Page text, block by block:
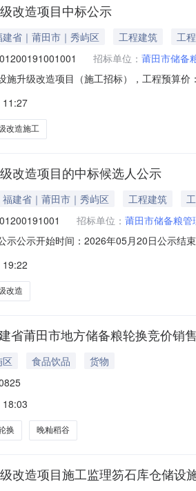
改造项目中标公示
建省｜莆田市｜秀屿区 工程建筑
工程
招标单位： 莆田市储备
施升级改造项目（施工招标），工程预算
(元)低价风险金(元)施工工期（日历天）工
改造施工
改造项目的中标候选人公示
福建省｜莆田市｜秀屿区 工程建筑
招标单位： 莆田市储备粮管
示公示开始时间：2026年05月20日公示结
设集团有限公司5737758.0符合国家及省
改造
省莆田市地方储备粮轮换竞价销
食品饮品
货物
换 晚籼稻谷
改造项目施工监理笏石库仓储设